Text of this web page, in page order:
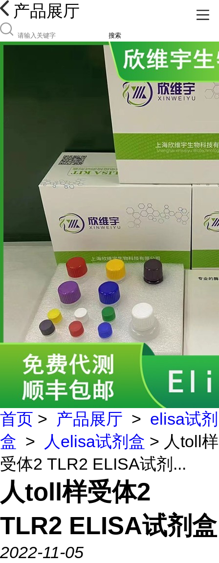
产品展厅
搜索
首页 > 产品展厅 > elisa试剂
盒 > 人elisa试剂盒 > 人toll样
受体2 TLR2 ELISA试剂...
人toll样受体2
TLR2 ELISA试剂盒
2022-11-05